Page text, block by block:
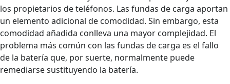
los propietarios de teléfonos. Las fundas de carga aportan
un elemento adicional de comodidad. Sin embargo, esta
comodidad añadida conlleva una mayor complejidad. El
problema más común con las fundas de carga es el fallo
de la batería que, por suerte, normalmente puede
remediarse sustituyendo la batería.